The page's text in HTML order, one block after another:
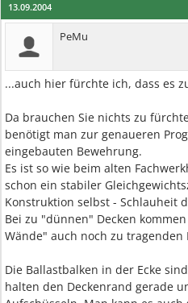
13.09.2004
PeMu
...auch hier fürchte ich, dass es
Da brauchen Sie nichts zu
benötigt man zur genaueren
eingebauten Bewehrung.
Es ist so wie beim alten
schon ein stabiler
Konstruktion selbst - Schlauheit
Bei zu "dünnen" Decken
Wände" auch noch zu tragenden
Die Ballastbalken in der Ecke
halten den Deckenrand gerade